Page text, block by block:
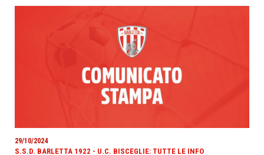
29/10/2024
S.S.D. BARLETTA 1922 - U.C. BISCEGLIE: TUTTE LE INFO